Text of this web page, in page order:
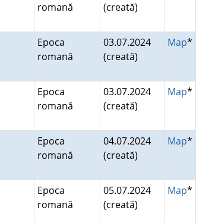
romană
(creată)
Epoca
romană
03.07.2024
(creată)
Map*
Epoca
romană
03.07.2024
(creată)
Map*
Epoca
romană
04.07.2024
(creată)
Map*
Epoca
romană
05.07.2024
(creată)
Map*